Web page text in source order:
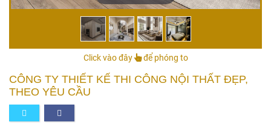
Click vào đây để phóng to
CÔNG TY THIẾT KẾ THI CÔNG NỘI THẤT ĐẸP,
THEO YÊU CẦU